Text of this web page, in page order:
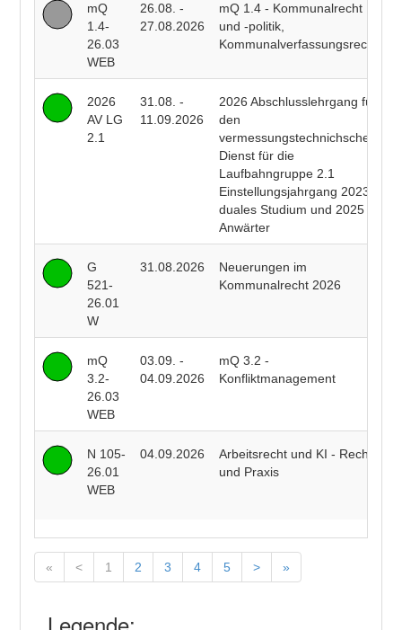
mQ
1.4-
26.03
WEB
26.08. -
27.08.2026
mQ 1.4 - Kommunalrecht
und -politik,
Kommunalverfassungsrecht
2026
AV LG
2.1
31.08. -
11.09.2026
2026 Abschlusslehrgang für
den
vermessungstechnichschen
Dienst für die
Laufbahngruppe 2.1
Einstellungsjahrgang 2023
duales Studium und 2025
Anwärter
G
521-
26.01
W
31.08.2026
Neuerungen im
Kommunalrecht 2026
mQ
3.2-
26.03
WEB
03.09. -
04.09.2026
mQ 3.2 -
Konfliktmanagement
N 105-
26.01
WEB
04.09.2026
Arbeitsrecht und KI - Recht
und Praxis
« < 1 2 3 4 5 > »